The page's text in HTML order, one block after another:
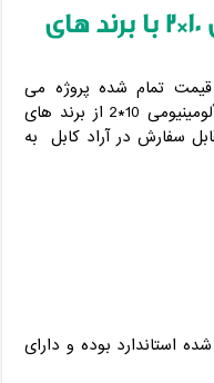
قیمت کابل آلومینیومی 10*2 با برند های
تمام شده پروژه می
باشد. دراین مرکز فروش، قیمت کابل آلومینیومی 10*2 از برند های
سفارش در آراد کابل به
های معرفی شده استاندارد بوده و دارای